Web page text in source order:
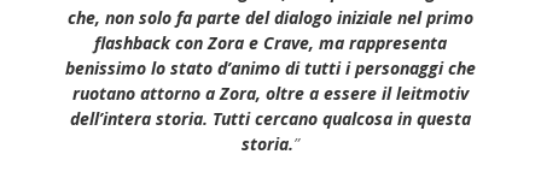
che, non solo fa parte del dialogo iniziale nel primo
flashback con Zora e Crave, ma rappresenta
benissimo lo stato d’animo di tutti i personaggi che
ruotano attorno a Zora, oltre a essere il leitmotiv
dell’intera storia. Tutti cercano qualcosa in questa
storia.”